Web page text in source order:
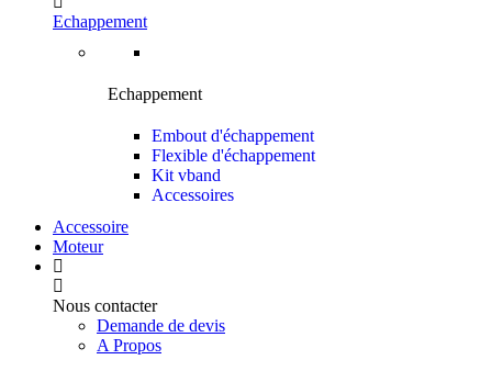
Echappement
Echappement
Embout d'échappement
Flexible d'échappement
Kit vband
Accessoires
Accessoire
Moteur
Nous contacter
Demande de devis
A Propos